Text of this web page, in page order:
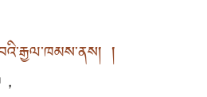
།